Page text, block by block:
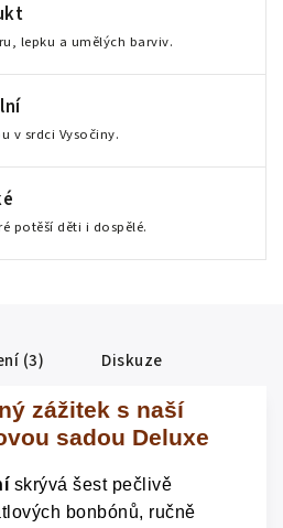
lepku a umělých barviv.
v srdci Vysočiny.
potěší děti i dospělé.
(3) Diskuze
zážitek s naší
sadou Deluxe
skrývá šest pečlivě
bonbónů, ručně